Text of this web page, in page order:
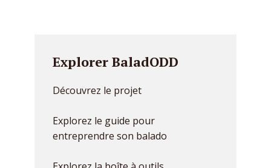
Explorer BaladODD
Découvrez le projet
Explorez le guide pour
entreprendre son balado